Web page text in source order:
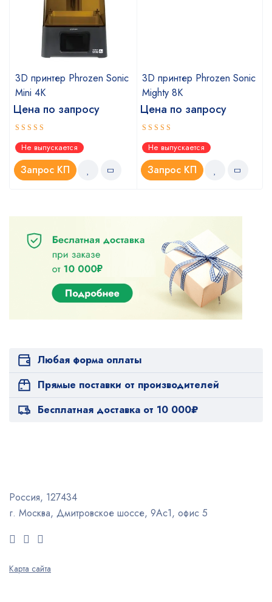
3D принтер Phrozen Sonic
Mini 4K
Цена по запросу
Оценка
5.00из 5
Не выпускается
Запрос КП
3D принтер Phrozen Sonic
Mighty 8K
Цена по запросу
Оценка
5.00из 5
Не выпускается
Запрос КП
Любая форма оплаты
Прямые поставки от производителей
Бесплатная доставка от 10 000₽
Россия, 127434
г. Москва, Дмитровское шоссе, 9Ас1, офис 5
Карта сайта